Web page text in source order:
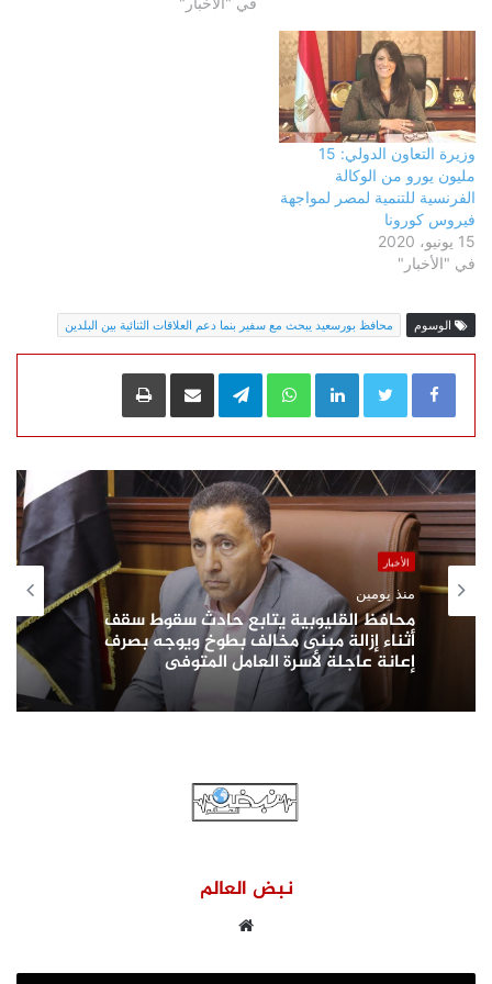
وزيرة التعاون الدولي: 15
مليون يورو من الوكالة
الفرنسية للتنمية لمصر لمواجهة
فيروس كورونا
15 يونيو، 2020
في "الأخبار"
الوسوم محافظ بورسعيد يبحث مع سفير بنما دعم العلاقات الثنائية بين البلدين
LinkedIn
WhatsApp
Telegramمشاركة عبر البريد طباعة
الأخبار
منذ يومين
محافظ القليوبية يتابع حادث سقوط سقف
أثناء إزالة مبنى مخالف بطوخ ويوجه بصرف
إعانة عاجلة لأسرة العامل المتوفى
نبض العالم